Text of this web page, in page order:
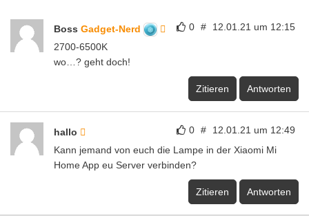
0 # 12.01.21 um 12:15
Boss Gadget-Nerd
2700-6500K
wo…? geht doch!
Zitieren Antworten
0 # 12.01.21 um 12:49
hallo
Kann jemand von euch die Lampe in der Xiaomi Mi
Home App eu Server verbinden?
Zitieren Antworten